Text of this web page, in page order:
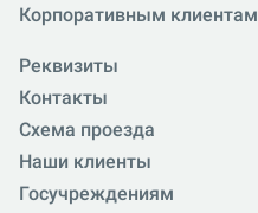
Корпоративным клиентам
Реквизиты
Контакты
Схема проезда
Наши клиенты
Госучреждениям